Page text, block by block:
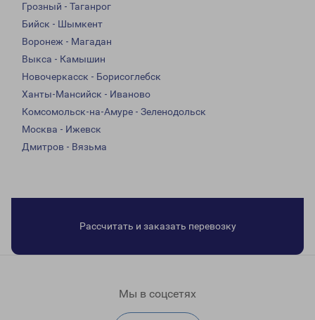
Грозный - Таганрог
Бийск - Шымкент
Воронеж - Магадан
Выкса - Камышин
Новочеркасск - Борисоглебск
Ханты-Мансийск - Иваново
Комсомольск-на-Амуре - Зеленодольск
Москва - Ижевск
Дмитров - Вязьма
Рассчитать и заказать перевозку
Мы в соцсетях